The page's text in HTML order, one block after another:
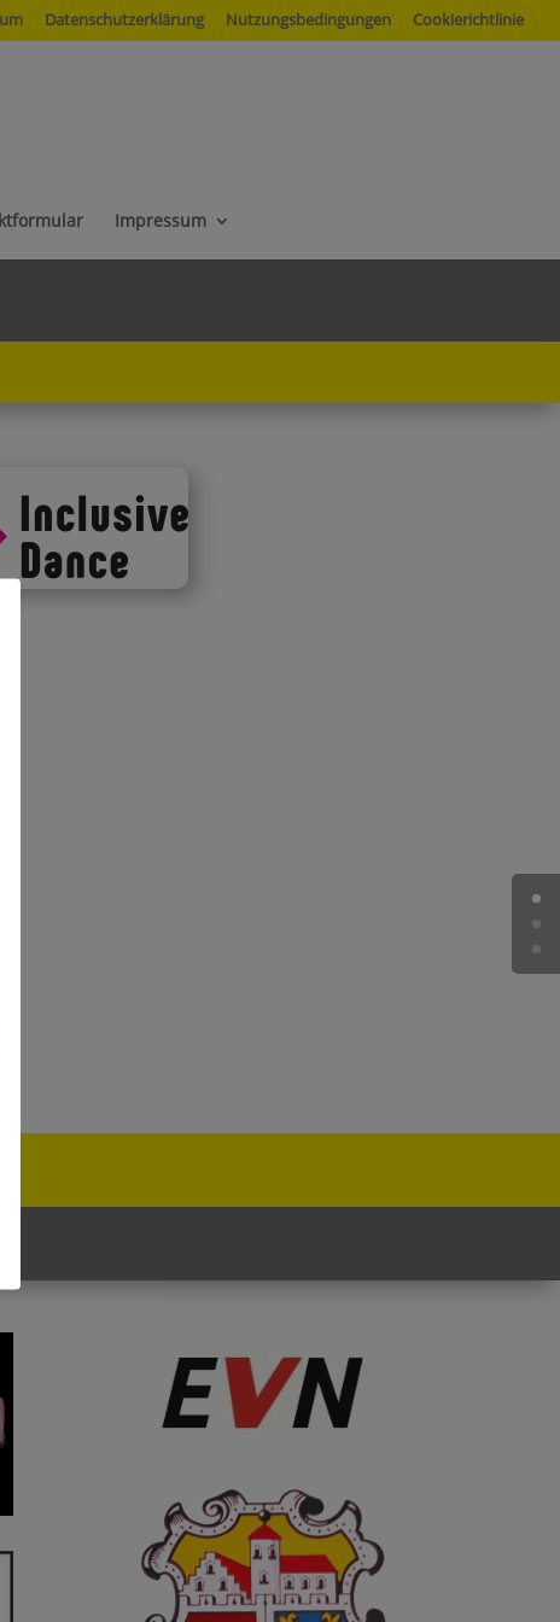
Datenschutzerklärung Nutzungsbedingungen Cookierichtlinie
Impressum